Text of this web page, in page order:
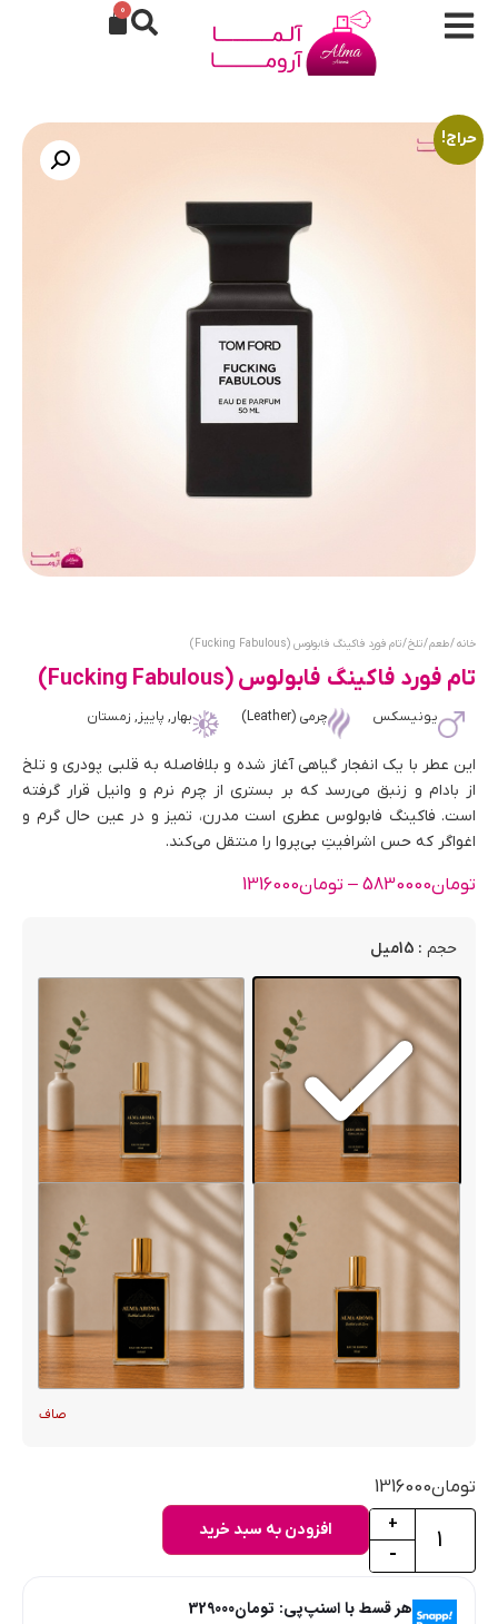
0
حراج!
خانه/طعم/تلخ/ تام فورد فاکینگ فابولوس (Fucking Fabulous)
تام فورد فاکینگ فابولوس (Fucking Fabulous)
یونیسکس چرمی (Leather) بهار, پاییز, زمستان
این عطر با یک انفجار گیاهی آغاز شده و بلافاصله به قلبی پودری و تلخ
از بادام و زنبق می‌رسد که بر بستری از چرم نرم و وانیل قرار گرفته
است. فاکینگ فابولوس عطری است مدرن، تمیز و در عین حال گرم و
اغواگر که حس اشرافیتِ بی‌پروا را منتقل می‌کند.
تومان5830000
– تومان1316000
حجم : 15میل
صاف
تومان1316000
-
+ افزودن به سبد خرید
هر قسط با اسنپ‌پی: تومان329000